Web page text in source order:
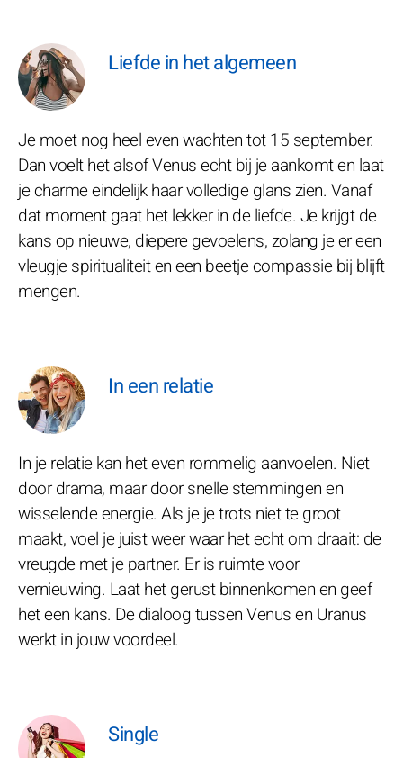
Liefde in het algemeen
Je moet nog heel even wachten tot 15 september.
Dan voelt het alsof Venus echt bij je aankomt en laat
je charme eindelijk haar volledige glans zien. Vanaf
dat moment gaat het lekker in de liefde. Je krijgt de
kans op nieuwe, diepere gevoelens, zolang je er een
vleugje spiritualiteit en een beetje compassie bij blijft
mengen.
In een relatie
In je relatie kan het even rommelig aanvoelen. Niet
door drama, maar door snelle stemmingen en
wisselende energie. Als je je trots niet te groot
maakt, voel je juist weer waar het echt om draait: de
vreugde met je partner. Er is ruimte voor
vernieuwing. Laat het gerust binnenkomen en geef
het een kans. De dialoog tussen Venus en Uranus
werkt in jouw voordeel.
Single